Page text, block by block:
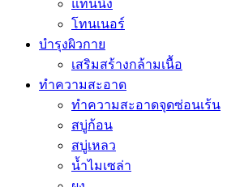
แทนนิ่ง
โทนเนอร์
บำรุงผิวกาย
เสริมสร้างกล้ามเนื้อ
ทำความสะอาด
ทำความสะอาดจุดซ่อนเร้น
สบู่ก้อน
สบู่เหลว
น้ำไมเซล่า